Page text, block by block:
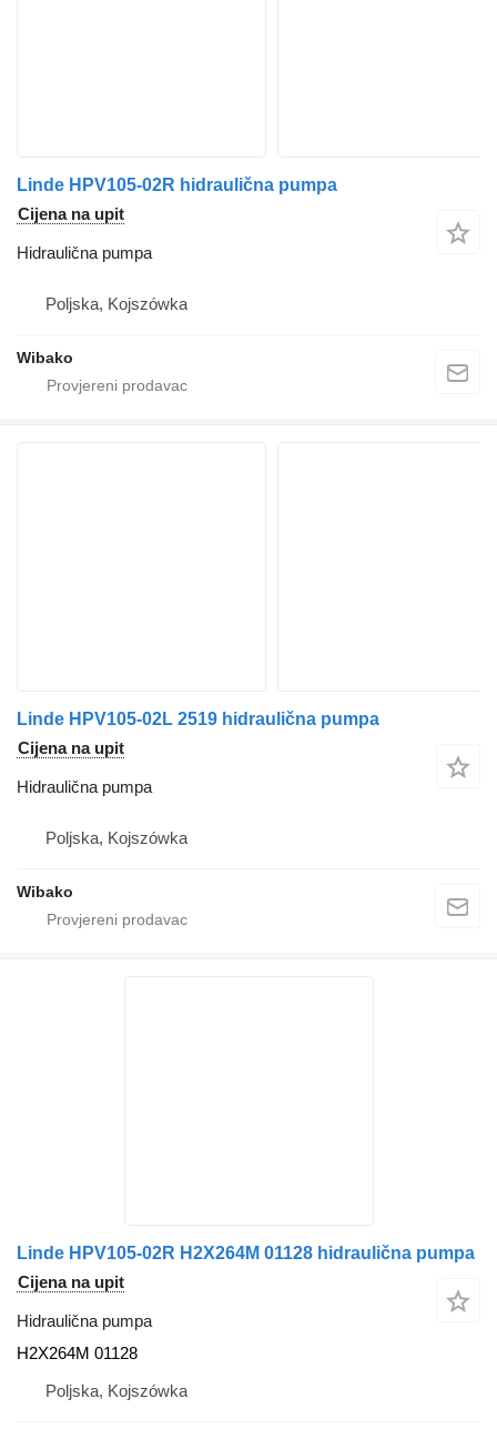
Linde HPV105-02R hidraulična pumpa
Cijena na upit
Hidraulična pumpa
Poljska, Kojszówka
Wibako
Linde HPV105-02L 2519 hidraulična pumpa
Cijena na upit
Hidraulična pumpa
Poljska, Kojszówka
Wibako
Linde HPV105-02R H2X264M 01128 hidraulična pumpa
Cijena na upit
Hidraulična pumpa
H2X264M 01128
Poljska, Kojszówka